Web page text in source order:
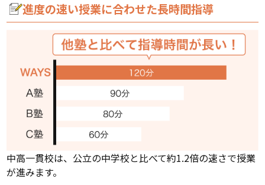
進度の速い授業に合わせた長時間指導
中高一貫校は、公立の中学校と比べて約1.2倍の速さで授業
が進みます。